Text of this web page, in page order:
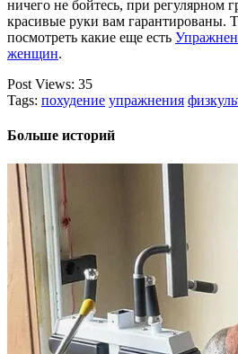
ничего не бойтесь, при регулярном
красивые руки вам гарантированы.
посмотреть какие еще есть
женщин.
Post Views: 35
Tags: похудение упражнения
Больше историй